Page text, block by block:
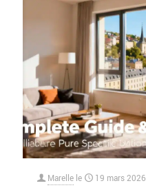
Marelle le 19 mars 2026